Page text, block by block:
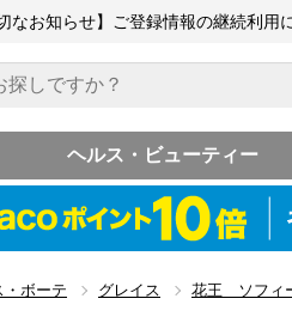
切なお知らせ】ご登録情報の継続利用
ヘルス・ビューティー
・ボーテ グレイス 花王 ソフィ